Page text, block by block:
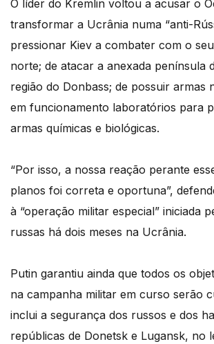
O líder do Kremlin voltou a acusar o
transformar a Ucrânia numa “anti-
pressionar Kiev a combater com o
norte; de atacar a anexada península
região do Donbass; de possuir armas
em funcionamento laboratórios para
armas químicas e biológicas.
“Por isso, a nossa reação perante
planos foi correta e oportuna”,
à “operação militar especial” iniciada
russas há dois meses na Ucrânia.
Putin garantiu ainda que todos os
na campanha militar em curso serão
inclui a segurança dos russos e dos
repúblicas de Donetsk e Lugansk, no